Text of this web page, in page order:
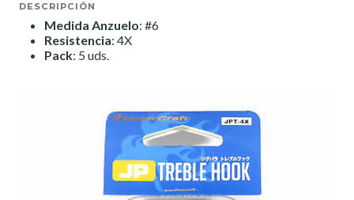
DESCRIPCIÓN
Medida Anzuelo: #6
Resistencia: 4X
Pack: 5 uds.